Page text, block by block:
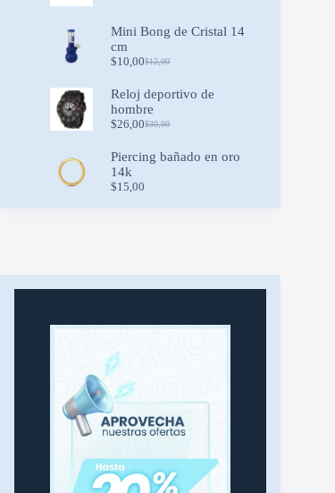
Mini Bong de Cristal 14
cm
$12,00
Original
was:
$12,00.
$10,00Current
is:
$10,00.
Reloj deportivo de
hombre
$30,00
Original
was:
$26,00Current
is:
Piercing bañado en oro
14k
$15,00